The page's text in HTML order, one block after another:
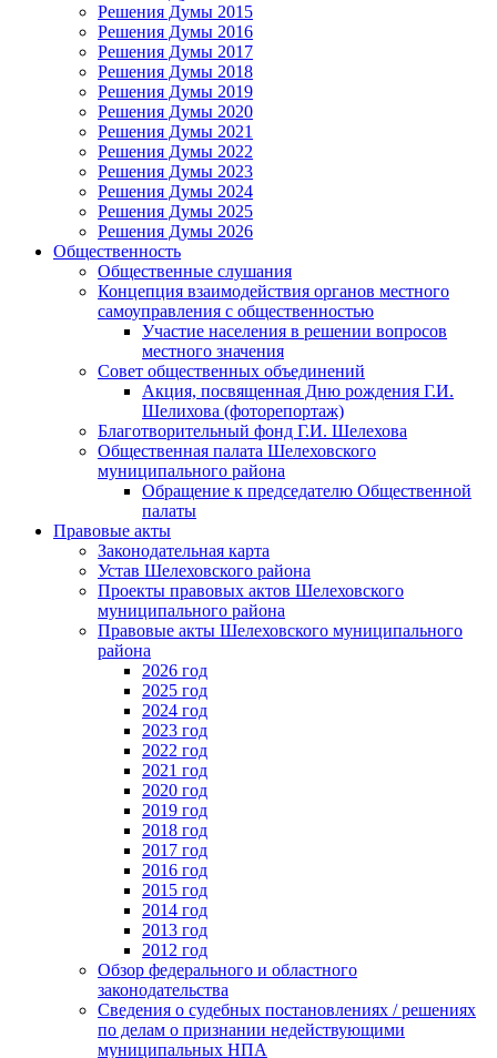
Решения Думы 2015
Решения Думы 2016
Решения Думы 2017
Решения Думы 2018
Решения Думы 2019
Решения Думы 2020
Решения Думы 2021
Решения Думы 2022
Решения Думы 2023
Решения Думы 2024
Решения Думы 2025
Решения Думы 2026
Общественность
Общественные слушания
Концепция взаимодействия органов местного
самоуправления с общественностью
Участие населения в решении вопросов
местного значения
Совет общественных объединений
Акция, посвященная Дню рождения Г.И.
Шелихова (фоторепортаж)
Благотворительный фонд Г.И. Шелехова
Общественная палата Шелеховского
муниципального района
Обращение к председателю Общественной
палаты
Правовые акты
Законодательная карта
Устав Шелеховского района
Проекты правовых актов Шелеховского
муниципального района
Правовые акты Шелеховского муниципального
района
2026 год
2025 год
2024 год
2023 год
2022 год
2021 год
2020 год
2019 год
2018 год
2017 год
2016 год
2015 год
2014 год
2013 год
2012 год
Обзор федерального и областного
законодательства
Сведения о судебных постановлениях / решениях
по делам о признании недействующими
муниципальных НПА